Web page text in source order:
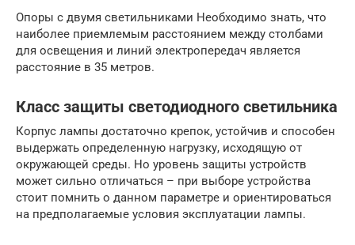
Опоры с двумя светильниками Необходимо знать, что
наиболее приемлемым расстоянием между столбами
для освещения и линий электропередач является
расстояние в 35 метров.
Класс защиты светодиодного светильника
Корпус лампы достаточно крепок, устойчив и способен
выдержать определенную нагрузку, исходящую от
окружающей среды. Но уровень защиты устройств
может сильно отличаться – при выборе устройства
стоит помнить о данном параметре и ориентироваться
на предполагаемые условия эксплуатации лампы.